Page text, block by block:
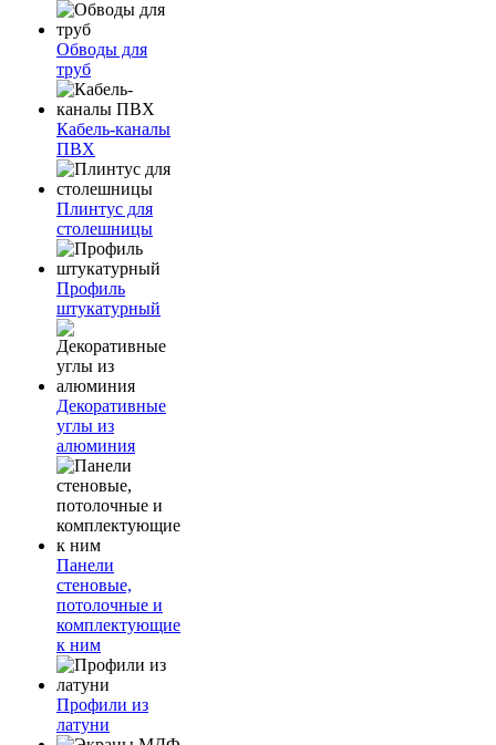
Обводы для
труб
Кабель-каналы
ПВХ
Плинтус для
столешницы
Профиль
штукатурный
Декоративные
углы из
алюминия
Панели
стеновые,
потолочные и
комплектующие
к ним
Профили из
латуни